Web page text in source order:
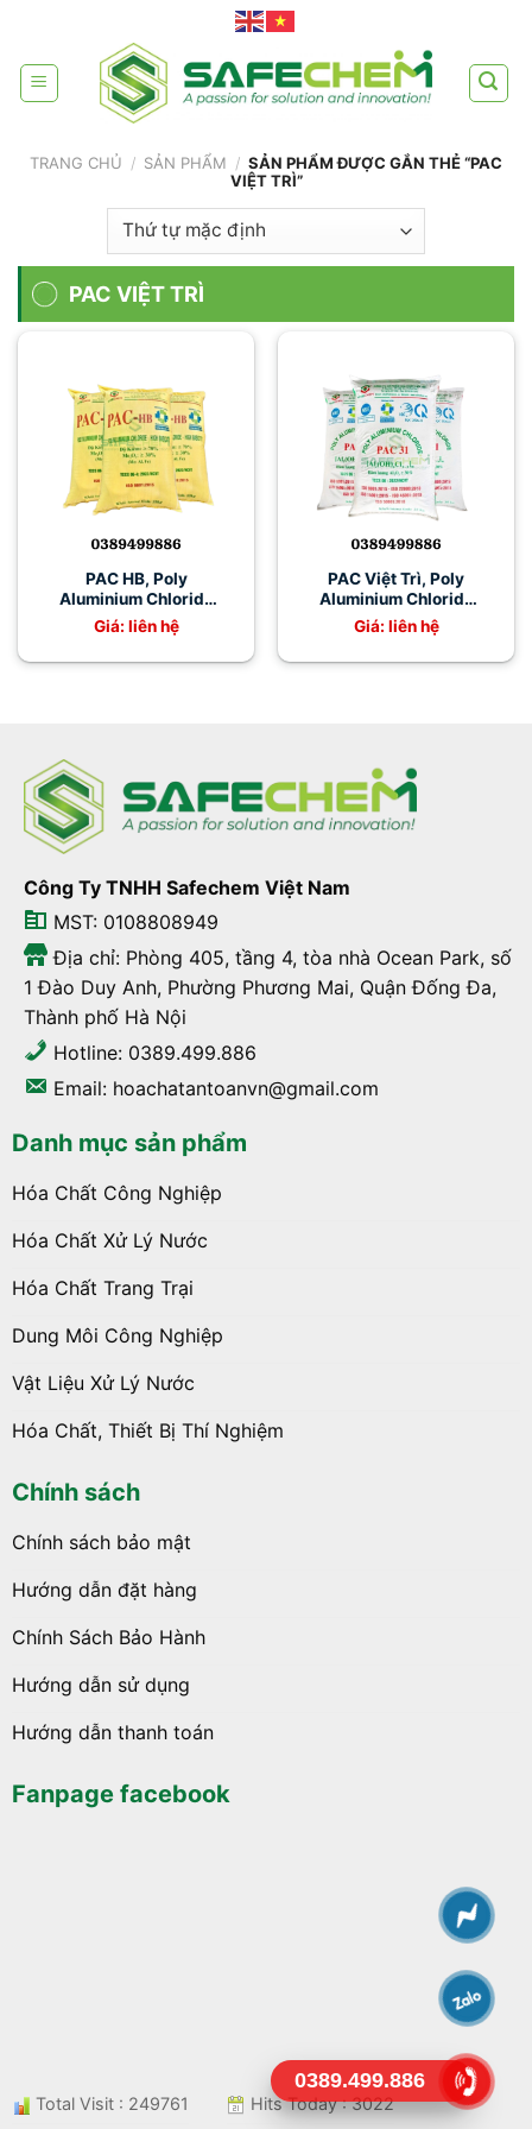
content
TRANG CHỦ / SẢN PHẨM / SẢN PHẨM ĐƯỢC GẮN THẺ “PAC
VIỆT TRÌ”
PAC VIỆT TRÌ
PAC HB, Poly
Aluminium Chloride
31% Việt Trì
Giá: liên hệ
PAC Việt Trì, Poly
Aluminium Chloride
PAC 31%
Giá: liên hệ
Công Ty TNHH Safechem Việt Nam
MST: 0108808949
Địa chỉ: Phòng 405, tầng 4, tòa nhà Ocean Park, số
1 Đào Duy Anh, Phường Phương Mai, Quận Đống Đa,
Thành phố Hà Nội
Hotline: 0389.499.886
Email: hoachatantoanvn@gmail.com
Danh mục sản phẩm
Hóa Chất Công Nghiệp
Hóa Chất Xử Lý Nước
Hóa Chất Trang Trại
Dung Môi Công Nghiệp
Vật Liệu Xử Lý Nước
Hóa Chất, Thiết Bị Thí Nghiệm
Chính sách
Chính sách bảo mật
Hướng dẫn đặt hàng
Chính Sách Bảo Hành
Hướng dẫn sử dụng
Hướng dẫn thanh toán
Fanpage facebook
Total Visit : 249761 Hits Today : 3022
0389.499.886